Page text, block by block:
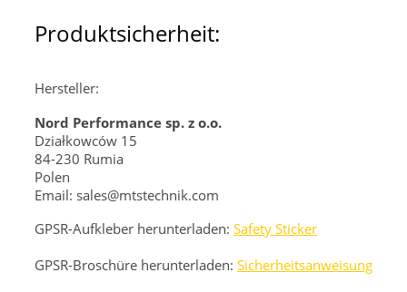
Produktsicherheit:
Hersteller:
Nord Performance sp. z o.o.
Działkowców 15
84-230 Rumia
Polen
Email: sales@mtstechnik.com
GPSR-Aufkleber herunterladen: Safety Sticker
GPSR-Broschüre herunterladen: Sicherheitsanweisung